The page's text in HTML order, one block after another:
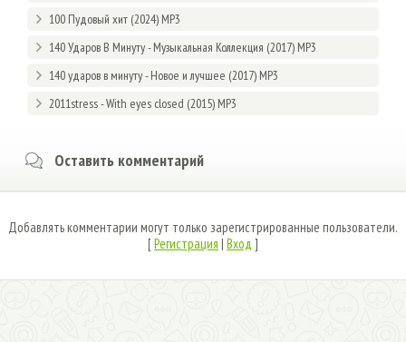
100 Пудовый хит (2024) MP3
140 Ударов В Минуту - Музыкальная Коллекция (2017) MP3
140 ударов в минуту - Новое и лучшее (2017) MP3
2011stress - With eyes closed (2015) MP3
Оставить комментарий
Добавлять комментарии могут только зарегистрированные пользователи.
[Регистрация | Вход ]